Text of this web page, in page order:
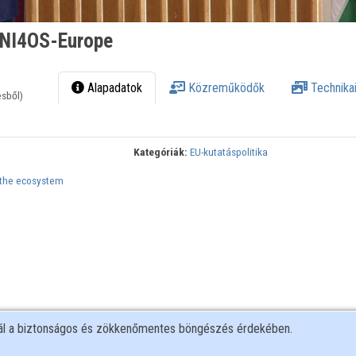
Europe
Alapadatok Közreműködők
Kategóriák: EU-kutatáspolitika
ecosystem
a biztonságos és zökkenőmentes böngészés érdekében.